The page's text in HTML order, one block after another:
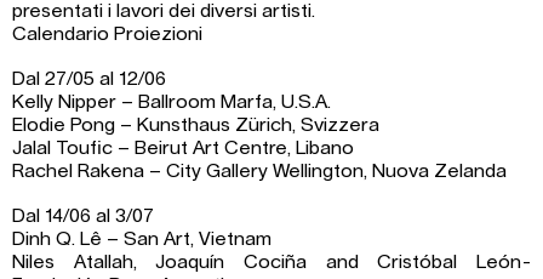
presentati i lavori dei diversi artisti.
Calendario Proiezioni
Dal 27/05 al 12/06
Kelly Nipper – Ballroom Marfa, U.S.A.
Elodie Pong – Kunsthaus Zürich, Svizzera
Jalal Toufic – Beirut Art Centre, Libano
Rachel Rakena – City Gallery Wellington, Nuova Zelanda
Dal 14/06 al 3/07
Dinh Q. Lê – San Art, Vietnam
Niles Atallah, Joaquín Cociña and Cristóbal León-